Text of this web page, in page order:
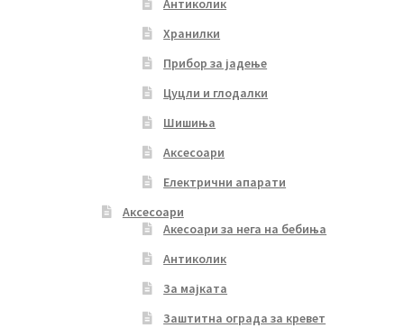
Антиколик
Хранилки
Прибор за јадење
Цуцли и глодалки
Шишиња
Аксесоари
Електрични апарати
Аксесоари
Акесоари за нега на бебиња
Антиколик
За мајката
Заштитна ограда за кревет